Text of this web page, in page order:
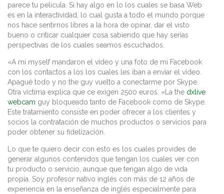
parece tu película. Si hay algo en lo los cuales se basa Web
es en la interactividad, lo cual gusta a todo el mundo porque
nos hace sentirnos libres a la hora de opinar, dar el visto
bueno o criticar cualquier cosa sabiendo que hay serias
perspectivas de los cuales seamos escuchados.
«A mí myself mandaron el vídeo y una foto de mi Facebook
con los contactos a los los cuales les iban a enviar el vídeo.
Apagué todo y no the guy vuelto a conectarme por Skype.
Otra víctima explica que ce exigen 2500 euros. «La the dxlive
webcam guy bloqueado tanto de Facebook como de Skype.
Este tratamiento consiste en poder ofrecer a los clientes y
socios la contratación de muchos productos o servicios para
poder obtener su fidelización.
Lo que te quiero decir con esto es los cuales provides de
generar algunos contenidos que tengan los cuales ver con
tu producto o servicio, aunque que tengan algo de vida
propia. Soy profesor nativo inglés con más de 12 años de
experiencia en la enseñanza de inglés especialmente para